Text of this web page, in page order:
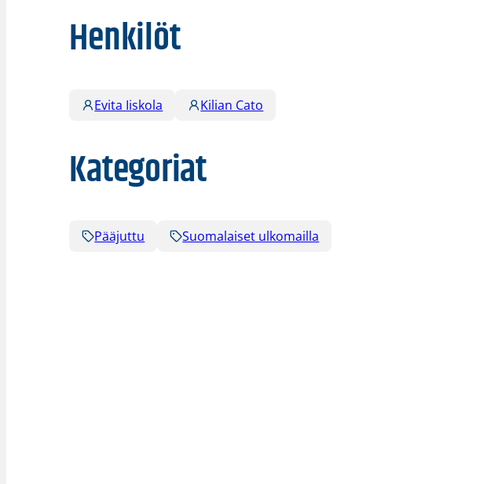
Henkilöt
Evita Iiskola Kilian Cato
Kategoriat
Pääjuttu Suomalaiset ulkomailla